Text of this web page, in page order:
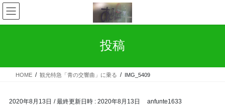
コ
ン
テ
ス
ナ
ビ
ゲ
ン
投稿
HOME 観光特急「青の交響曲」に乗る IMG_5409
2020年8月13日 / 最終更新日時 : 2020年8月13日 anfunte1633